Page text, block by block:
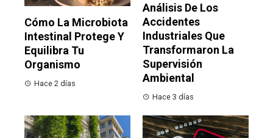
Cómo La Microbiota
Intestinal Protege Y
Equilibra Tu
Organismo
Hace 2 días
Análisis De Los
Accidentes
Industriales Que
Transformaron La
Supervisión
Ambiental
Hace 3 días